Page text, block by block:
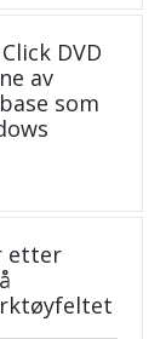
DVD
av
som
etter